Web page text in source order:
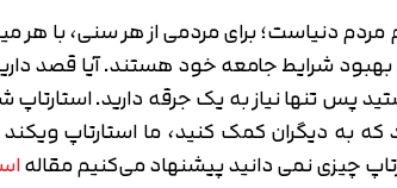
مردم دنیاست؛ برای مردمی از هر سنی، با هر
شرایط جامعه خود هستند. آیا قصد
پس تنها نیاز به یک جرقه دارید.
که به دیگران کمک کنید، ما استارتاپ
چیزی نمی دانید پیشنهاد می‌کنیم مقاله